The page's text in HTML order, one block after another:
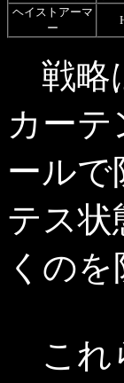
ヘイストアーマ
ー
戦略
カー
ールで
テス状
くの
これ